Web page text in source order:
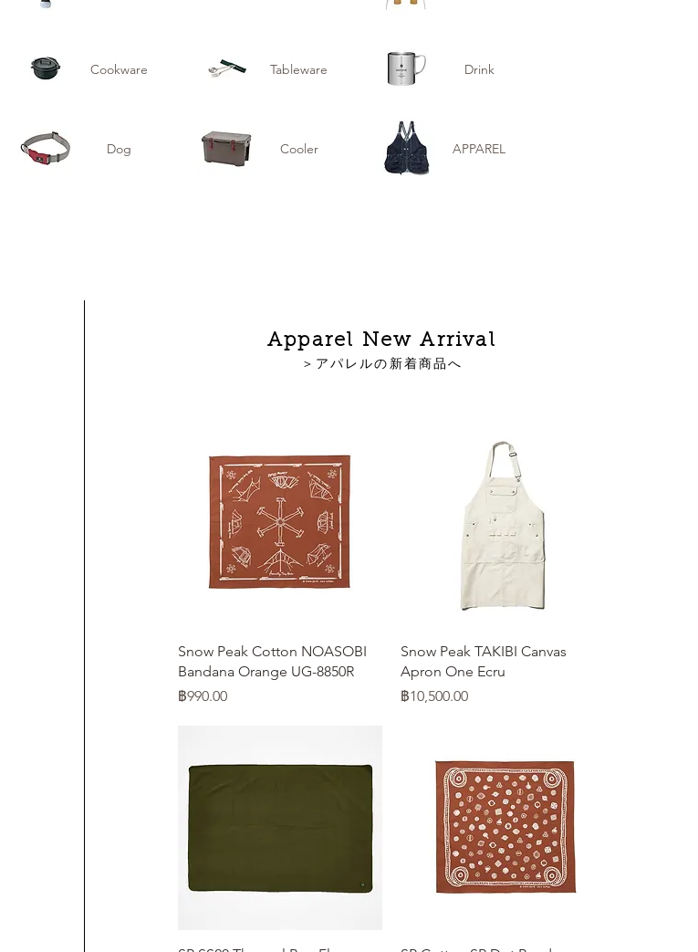
Cookware
Dog
Tableware
Cooler
Drink
APPAREL
Apparel New Arrival
＞アパレルの新着商品へ
ดูข้อมูลด่วน
Snow Peak Cotton NOASOBI
Bandana Orange UG-8850R
ราคา
฿990.00
ดูข้อมูลด่วน
Snow Peak TAKIBI Canvas
Apron One Ecru
ราคา
฿10,500.00